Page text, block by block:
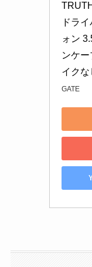
ドラ
ォン
ンケ
イクな
GATE